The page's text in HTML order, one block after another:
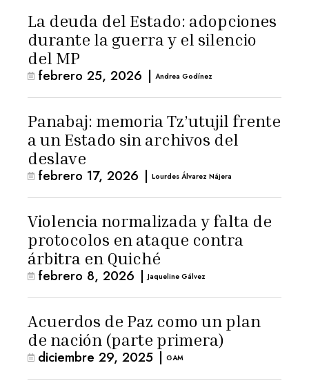
La deuda del Estado: adopciones
durante la guerra y el silencio
del MP
febrero 25, 2026 | Andrea Godínez
Panabaj: memoria Tz’utujil frente
a un Estado sin archivos del
deslave
febrero 17, 2026 | Lourdes Álvarez Nájera
Violencia normalizada y falta de
protocolos en ataque contra
árbitra en Quiché
febrero 8, 2026 | Jaqueline Gálvez
Acuerdos de Paz como un plan
de nación (parte primera)
diciembre 29, 2025 | GAM